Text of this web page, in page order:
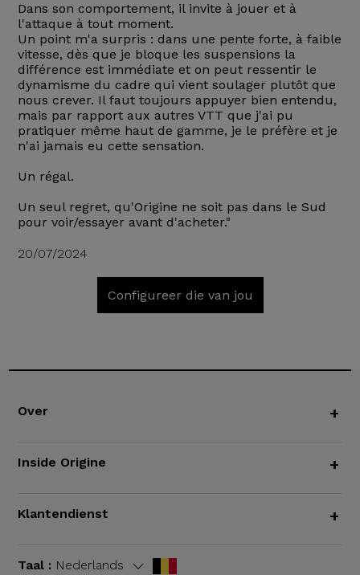
Dans son comportement, il invite à jouer et à
l'attaque à tout moment.
Un point m'a surpris : dans une pente forte, à faible
vitesse, dès que je bloque les suspensions la
différence est immédiate et on peut ressentir le
dynamisme du cadre qui vient soulager plutôt que
nous crever. Il faut toujours appuyer bien entendu,
mais par rapport aux autres VTT que j'ai pu
pratiquer même haut de gamme, je le préfère et je
n'ai jamais eu cette sensation.
Un régal.
Un seul regret, qu'Origine ne soit pas dans le Sud
pour voir/essayer avant d'acheter."
20/07/2024
Configureer die van jou
Over +
Inside Origine +
Klantendienst +
Taal : Nederlands